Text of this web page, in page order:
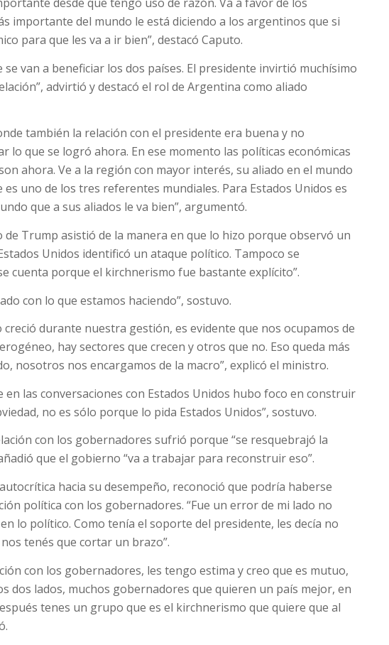
importante del mundo le está diciendo a los argentinos que si
para que les va a ir bien”, destacó Caputo.
se van a beneficiar los dos países. El presidente invirtió muchísimo
advirtió y destacó el rol de Argentina como aliado
también la relación con el presidente era buena y no
lo que se logró ahora. En ese momento las políticas económicas
ahora. Ve a la región con mayor interés, su aliado en el mundo
uno de los tres referentes mundiales. Para Estados Unidos es
que a sus aliados le va bien”, argumentó.
Trump asistió de la manera en que lo hizo porque observó un
Unidos identificó un ataque político. Tampoco se
cuenta porque el kirchnerismo fue bastante explícito”.
con lo que estamos haciendo”, sostuvo.
creció durante nuestra gestión, es evidente que nos ocupamos de
hay sectores que crecen y otros que no. Eso queda más
nosotros nos encargamos de la macro”, explicó el ministro.
en las conversaciones con Estados Unidos hubo foco en construir
no es sólo porque lo pida Estados Unidos”, sostuvo.
con los gobernadores sufrió porque “se resquebrajó la
que el gobierno “va a trabajar para reconstruir eso”.
hacia su desempeño, reconoció que podría haberse
política con los gobernadores. “Fue un error de mi lado no
lo político. Como tenía el soporte del presidente, les decía no
tenés que cortar un brazo”.
con los gobernadores, les tengo estima y creo que es mutuo,
dos lados, muchos gobernadores que quieren un país mejor, en
tenes un grupo que es el kirchnerismo que quiere que al